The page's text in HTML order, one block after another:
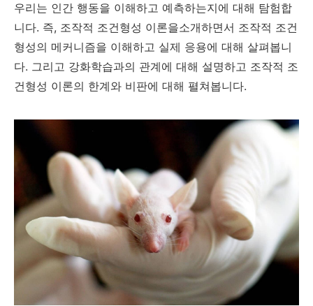
우리는 인간 행동을 이해하고 예측하는지에 대해 탐험합
니다. 즉, 조작적 조건형성 이론을소개하면서 조작적 조건
형성의 메커니즘을 이해하고 실제 응용에 대해 살펴봅니
다. 그리고 강화학습과의 관계에 대해 설명하고 조작적 조
건형성 이론의 한계와 비판에 대해 펼쳐봅니다.